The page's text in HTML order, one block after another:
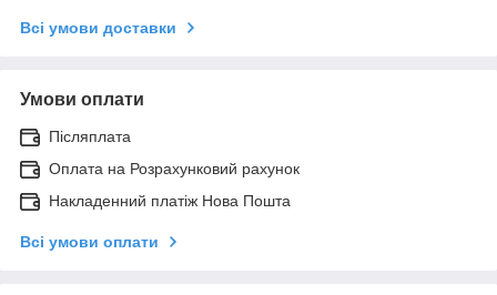
Всі умови доставки
Умови оплати
Післяплата
Оплата на Розрахунковий рахунок
Накладенний платіж Нова Пошта
Всі умови оплати